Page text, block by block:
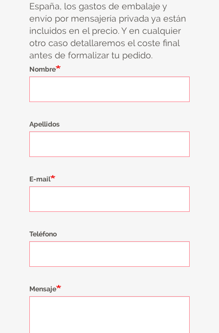
España, los gastos de embalaje y
envío por mensajería privada ya están
incluidos en el precio. Y en cualquier
otro caso detallaremos el coste final
antes de formalizar tu pedido.
Nombre
Apellidos
E-mail
Teléfono
Mensaje